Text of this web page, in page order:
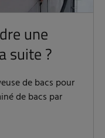
une
suite ?
de bacs pour
de bacs par